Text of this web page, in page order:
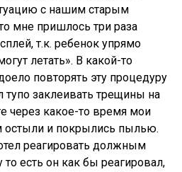
с нашим старым
мне пришлось три раза
т.к. ребенок упрямо
летать». В какой-то
повторять эту процедуру
тупо заклеивать трещины на
через какое-то время мои
остыли и покрылись пылью.
реагировать должным
есть он как бы реагировал,